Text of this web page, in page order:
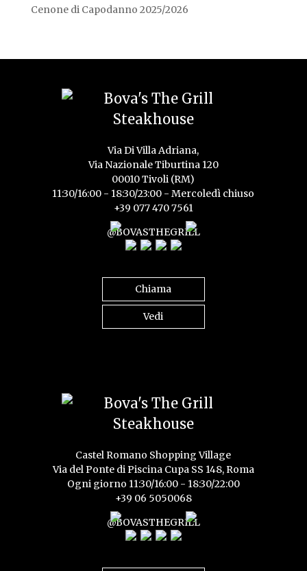
Cenone di Capodanno 2025/2026
Via Di Villa Adriana,
Via Nazionale Tiburtina 120
00010 Tivoli (RM)
11:30/16:00 - 18:30/23:00 - Mercoledì chiuso
+39 077 470 7561
@BOVASTHEGRILL
Chiama
Vedi
Castel Romano Shopping Village
Via del Ponte di Piscina Cupa SS 148, Roma
Ogni giorno 11:30/16:00 - 18:30/22:00
+39 06 5050068
@BOVASTHEGRILL